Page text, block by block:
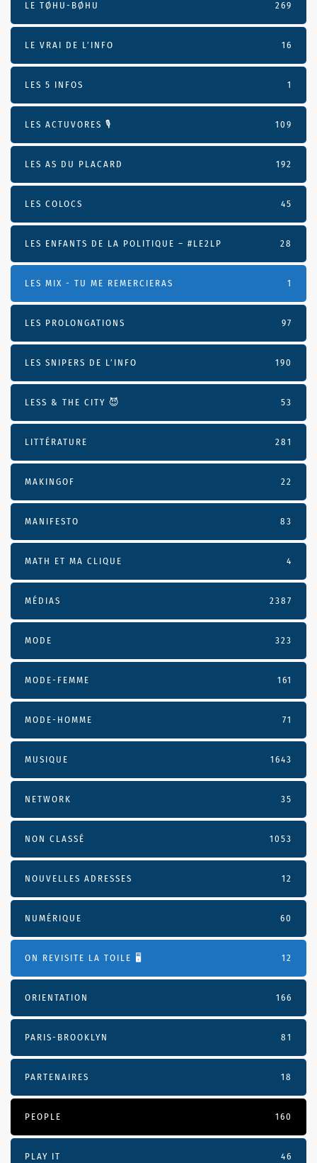
LE TØHU-BØHU 269
LE VRAI DE L’INFO 16
LES 5 INFOS 1
LES ACTUVORES 🎙 109
LES AS DU PLACARD 192
LES COLOCS 45
LES ENFANTS DE LA POLITIQUE – #LE2LP 28
LES MIX - TU ME REMERCIERAS 1
LES PROLONGATIONS 97
LES SNIPERS DE L’INFO 190
LESS & THE CITY 😈 53
LITTÉRATURE 281
MAKINGOF 22
MANIFESTO 83
MATH ET MA CLIQUE 4
MÉDIAS 2387
MODE 323
MODE-FEMME 161
MODE-HOMME 71
MUSIQUE 1643
NETWORK 35
NON CLASSÉ 1053
NOUVELLES ADRESSES 12
NUMÉRIQUE 60
ON REVISITE LA TOILE 🖥️ 12
ORIENTATION 166
PARIS-BROOKLYN 81
PARTENAIRES 18
PEOPLE 160
PLAY IT 46